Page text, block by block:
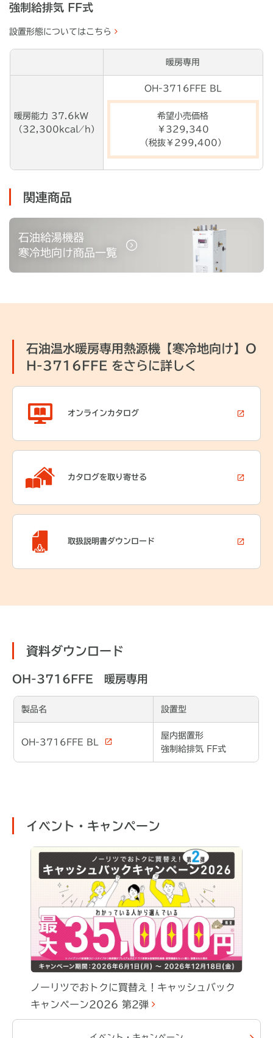
強制給排気 FF式
設置形態についてはこちら
暖房専用
暖房能力 37.6kW
（32,300kcal ⁄ h）
OH-3716FFE BL
希望小売価格
￥ 329,340
（税抜￥ 299,400 ）
関連商品
石油給湯機器
寒冷地向け商品一覧
石油温水暖房専用熱源機【寒冷地向け】O
H-3716FFE をさらに詳しく
オンラインカタログ
カタログを取り寄せる
取扱説明書ダウンロード
資料ダウンロード
OH-3716FFE 暖房専用
製品名 設置型
OH-3716FFE BL
屋内据置形
強制給排気 FF式
イベント・キャンペーン
ノーリツでおトクに買替え！キャッシュバック
キャンペーン2026 第2弾